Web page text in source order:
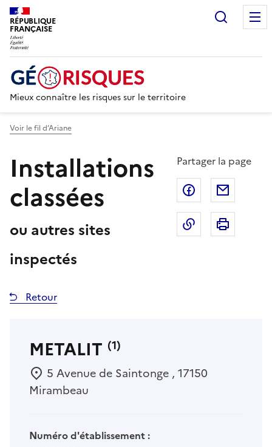
RÉPUBLIQUE
FRANÇAISE
Mieux connaître les risques sur le territoire
Voir le fil d’Ariane
Installations
classées
ou autres sites
inspectés
Partager la page
Partager sur
Copier dans
Retour
METALIT (1)
5 Avenue de Saintonge , 17150
Mirambeau
Numéro d'établissement :